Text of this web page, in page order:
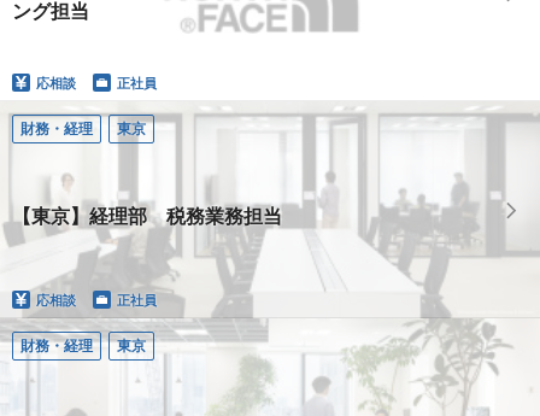
ング担当
応相談 正社員
財務・経理 東京
【東京】経理部 税務業務担当
応相談 正社員
財務・経理 東京